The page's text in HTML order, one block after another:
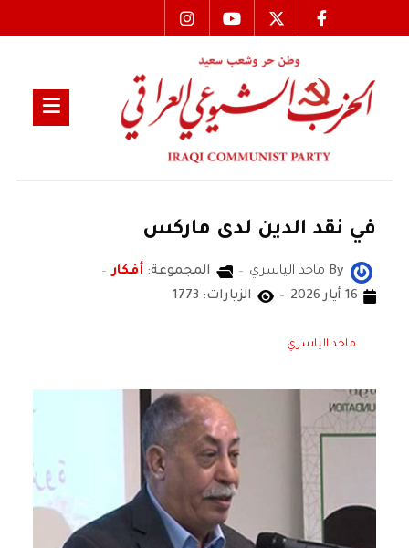
في نقد الدين لدى ماركس
By ماجد الياسري المجموعة: أفكار
16 أيار 2026
الزيارات: 1773
ماجد الياسري